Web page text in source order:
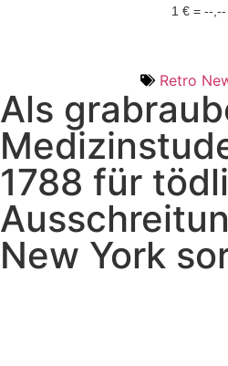
1 € = --
Retro
Als
1788 für
New York